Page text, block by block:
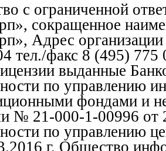
с ограниченной
сокращенное
Адрес
тел./факс 8 (495)
выданные
по управлению
фондами и
№ 21-000-1-00996 от
по управлению
г. Общество